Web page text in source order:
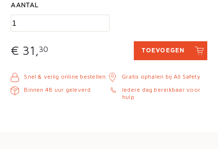
AANTAL
€ 31,30 TOEVOEGEN
Snel & veilig online bestellen
Binnen 48 uur geleverd
Gratis ophalen bij All Safety
Iedere dag bereikbaar voor
hulp